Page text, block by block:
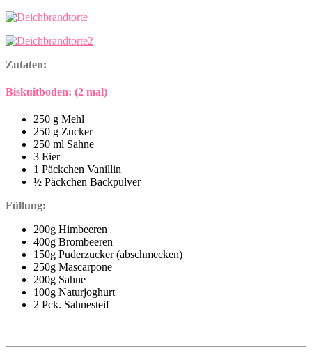
Zutaten:
Biskuitboden: (2 mal)
250 g Mehl
250 g Zucker
250 ml Sahne
3 Eier
1 Päckchen Vanillin
½ Päckchen Backpulver
Füllung:
200g Himbeeren
400g Brombeeren
150g Puderzucker (abschmecken)
250g Mascarpone
200g Sahne
100g Naturjoghurt
2 Pck. Sahnesteif